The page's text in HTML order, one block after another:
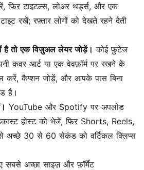
फिर टाइटल्स, लोअर थर्ड्स, और एक
रखें; रफ़्तार लोगों को देखते रहने देती
है तो एक विज़ुअल लेयर जोड़ें। कोई फ़ुटेज
कवर आर्टया एकवेवफ़ॉर्मपर रखने के
करें, कैप्शन जोड़ें, और आपके पास बिना
है।
YouTube और Spotify पर अपलोड
होस्ट को भेजें, फिर Shorts, Reels,
30 से 60 सेकंड को वर्टिकल क्लिप्स
सबसे अच्छा साइज़ और फ़ॉर्मेट